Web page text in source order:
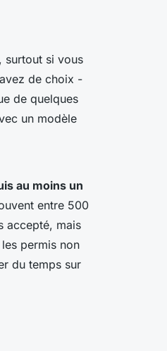
si vous
de choix -
de quelques
un modèle
au moins un
entre 500
accepté, mais
permis non
du temps sur